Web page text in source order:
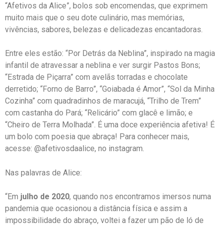
“Afetivos da Alice”, bolos sob encomendas, que exprimem
muito mais que o seu dote culinário, mas memórias,
vivências, sabores, belezas e delicadezas encantadoras.
Entre eles estão: “Por Detrás da Neblina”, inspirado na magia
infantil de atravessar a neblina e ver surgir Pastos Bons;
“Estrada de Piçarra” com avelãs torradas e chocolate
derretido; “Forno de Barro”, “Goiabada é Amor”, “Sol da Minha
Cozinha” com quadradinhos de maracujá, “Trilho de Trem”
com castanha do Pará; “Relicário” com glacê e limão; e
“Cheiro de Terra Molhada”. É uma doce experiência afetiva! É
um bolo com poesia que abraça! Para conhecer mais,
acesse: @afetivosdaalice, no instagram.
Nas palavras de Alice:
“Em julho de 2020, quando nos encontramos imersos numa
pandemia que ocasionou a distância física e assim a
impossibilidade do abraço, voltei a fazer um pão de ló de